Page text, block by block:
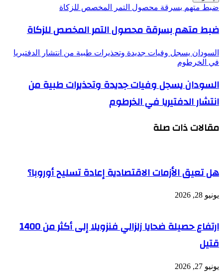
ضبط متهم بسرقة محصول التمر المخصص للزكاة
ضبط متهم بسرقة محصول التمر المخصص للزكاة
السودان يسجل وفيات جديدة وتحذيرات طبية من انتشار الدفتيريا
في الخرطوم
السودان يسجل وفيات جديدة وتحذيرات طبية من
انتشار الدفتيريا في الخرطوم
مقالات ذات صلة
هل تعيق الأزمات الاقتصادية إعادة تسليح أوروبا؟
يونيو 28, 2026
ارتفاع حصيلة ضحايا زلزالي فنزويلا إلى أكثر من 1400
قتيل
يونيو 27, 2026